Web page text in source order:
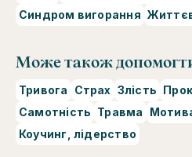
Синдром вигорання
Може також
Тривога Страх Злість
Самотність Травма
Коучинг, лідерство